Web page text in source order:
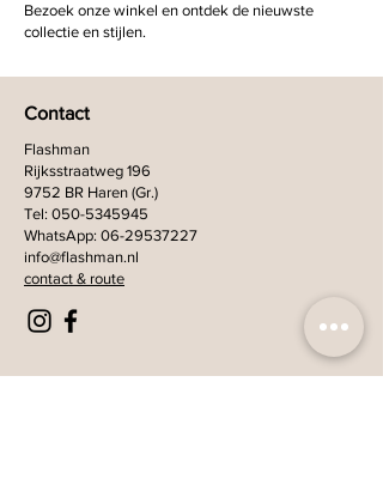
Bezoek onze winkel en ontdek de nieuwste
collectie en stijlen.
Contact
Flashman
Rijksstraatweg 196
9752 BR Haren (Gr.)
Tel: 050-5345945
WhatsApp: 06-29537227
info@flashman.nl
contact & route